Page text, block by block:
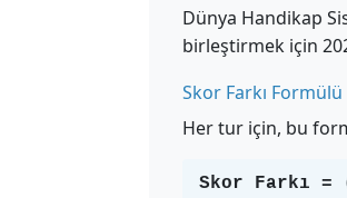
Dünya Handikap
birleştirmek için
Skor Farkı Formülü
Her tur için, bu
Skor Farkı =